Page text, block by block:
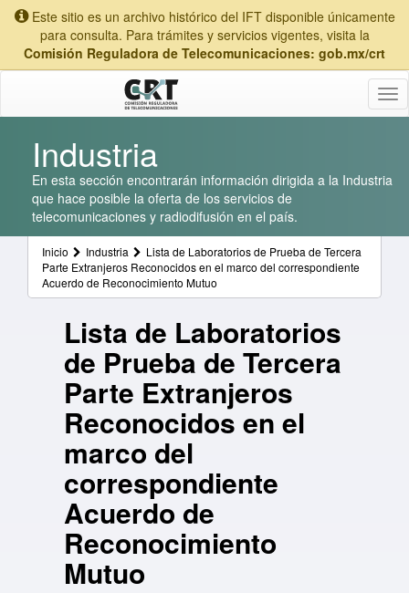
Este sitio es un archivo histórico del IFT disponible únicamente
para consulta. Para trámites y servicios vigentes, visita la
Comisión Reguladora de Telecomunicaciones: gob.mx/crt
Industria
En esta sección encontrarán información dirigida a la Industria
que hace posible la oferta de los servicios de
telecomunicaciones y radiodifusión en el país.
Inicio Industria
Lista de Laboratorios de Prueba de Tercera
Parte Extranjeros Reconocidos en el marco del correspondiente
Acuerdo de Reconocimiento Mutuo
Lista de Laboratorios
de Prueba de Tercera
Parte Extranjeros
Reconocidos en el
marco del
correspondiente
Acuerdo de
Reconocimiento
Mutuo